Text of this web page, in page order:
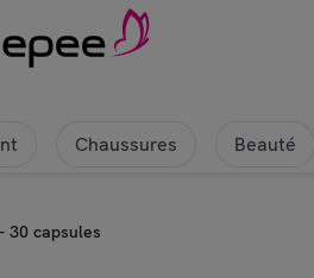
Chaussures Beauté
30 capsules